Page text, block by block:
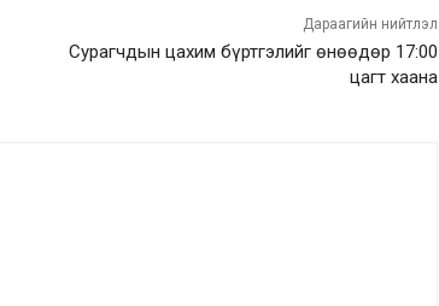
Дараагийн нийтлэл
Сурагчдын цахим бүртгэлийг өнөөдөр 17:00
цагт хаана